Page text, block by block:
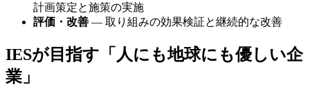
計画策定と施策の実施
評価・改善 — 取り組みの効果検証と継続的な改善
IESが目指す「人にも地球にも優しい企
業」